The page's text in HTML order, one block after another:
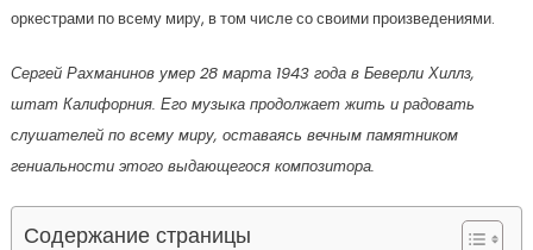
оркестрами по всему миру, в том числе со своими произведениями.
Сергей Рахманинов умер 28 марта 1943 года в Беверли Хиллз,
штат Калифорния. Его музыка продолжает жить и радовать
слушателей по всему миру, оставаясь вечным памятником
гениальности этого выдающегося композитора.
Содержание страницы